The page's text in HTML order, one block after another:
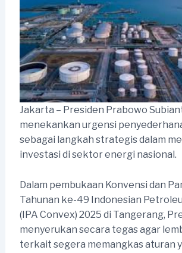
Jakarta – Presiden Prabowo
menekankan urgensi
sebagai langkah strategis dalam
investasi di sektor energi nasional.
Dalam pembukaan Konvensi dan
Tahunan ke-49 Indonesian
(IPA Convex) 2025 di Tangerang,
menyerukan secara tegas agar
terkait segera memangkas aturan